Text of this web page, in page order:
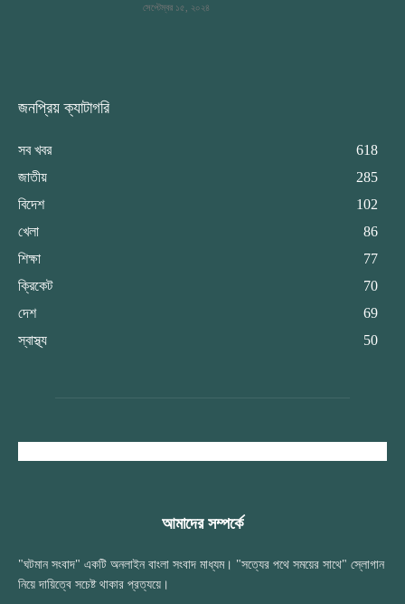
সেপ্টেম্বর ১৫, ২০২৪
জনপ্রিয় ক্যাটাগরি
সব খবর
618
জাতীয়
285
বিদেশ
102
খেলা
86
শিক্ষা
77
ক্রিকেট
70
দেশ
69
স্বাস্থ্য
50
আমাদের সম্পর্কে
"ঘটমান সংবাদ" একটি অনলাইন বাংলা সংবাদ মাধ্যম। "সত্যের পথে সময়ের সাথে" স্লোগান
নিয়ে দায়িত্বে সচেষ্ট থাকার প্রত্যয়ে।